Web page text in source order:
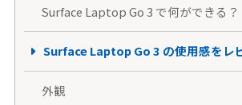
Surface Laptop Go 3 で何ができる？
Surface Laptop Go 3 の使用感をレ
外観